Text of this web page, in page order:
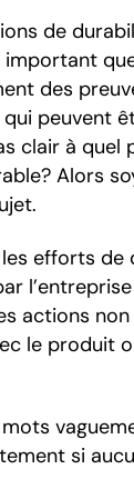
de
des
peuvent
clair à quel
Alors
efforts
actions
le produit
si